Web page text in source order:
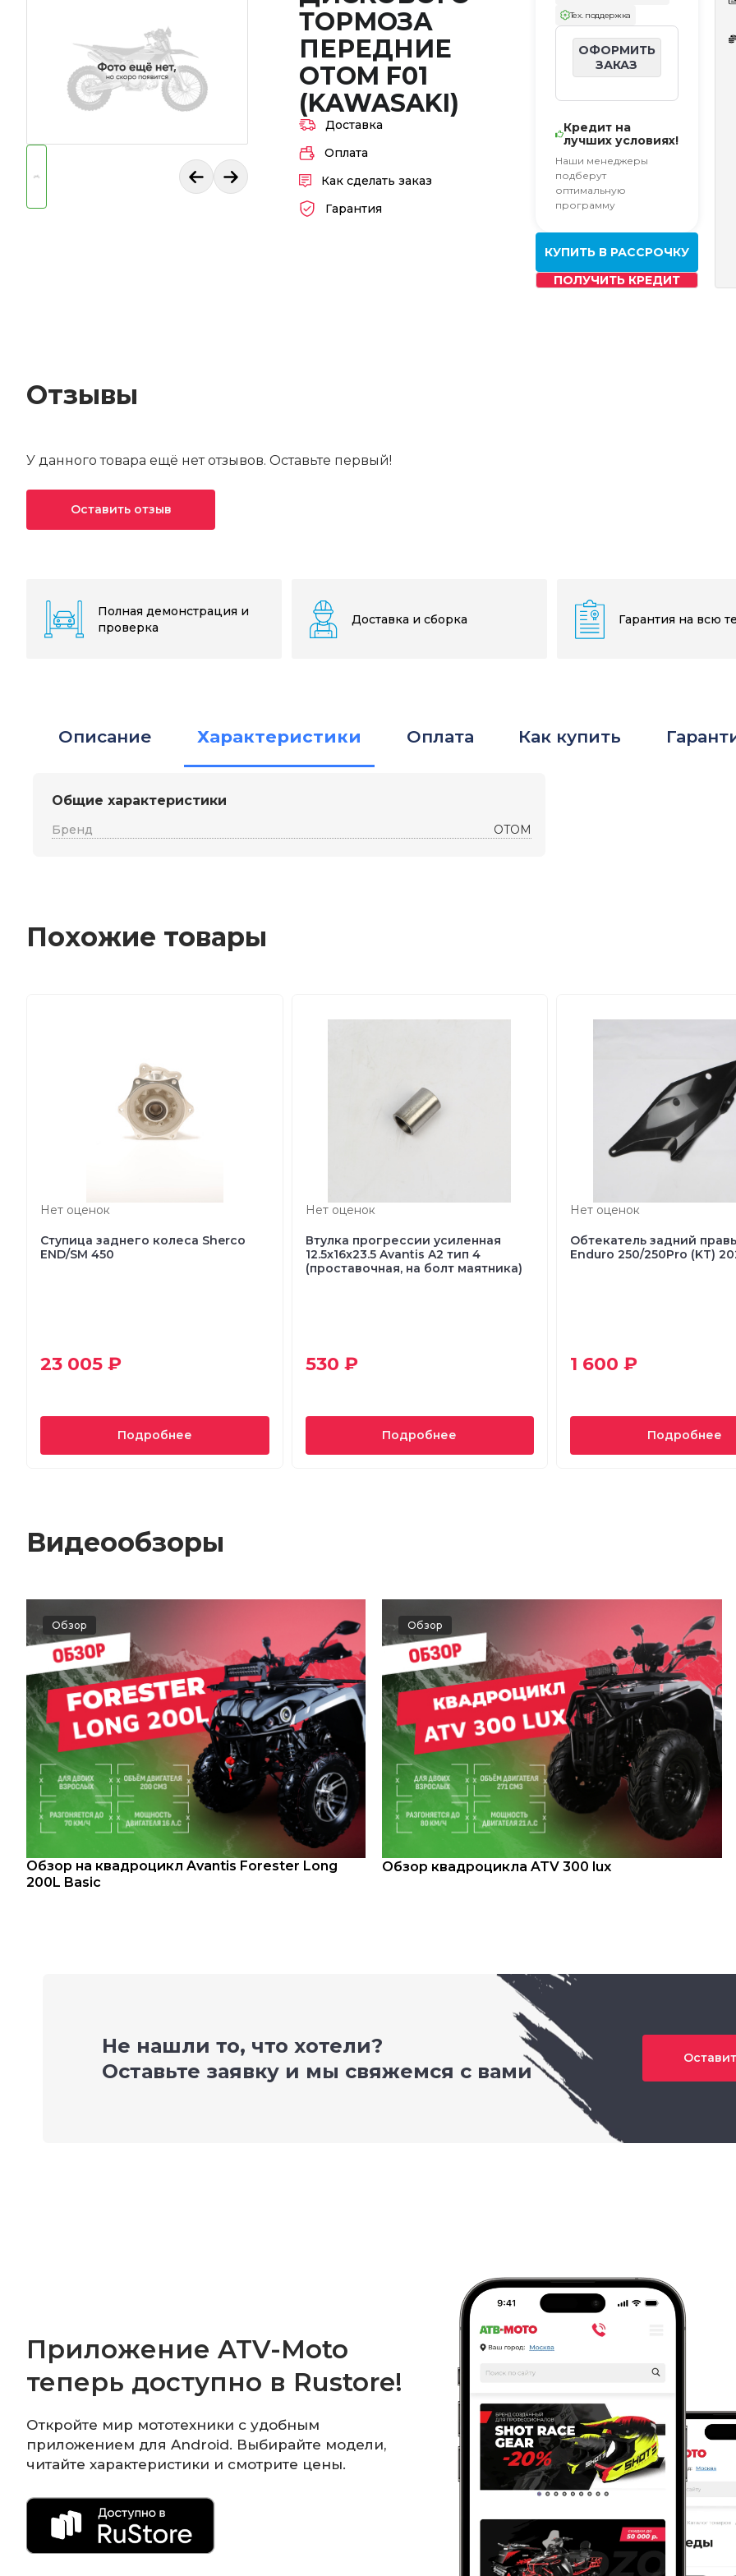
ТОРМОЗА
ПЕРЕДНИЕ
OTOM F01
(KAWASAKI)
Доставка
Оплата
Как сделать заказ
Гарантия
Тех. поддержка
ОФОРМИТЬ
ЗАКАЗ
Кредит на
лучших условиях!
Наши менеджеры
подберут
оптимальную
программу
КУПИТЬ В РАССРОЧКУ
ПОЛУЧИТЬ КРЕДИТ
Отзывы
У данного товара ещё нет отзывов. Оставьте первый!
Оставить отзыв
Полная демонстрация и
проверка
Доставка и сборка Гарантия на всю
Описание Характеристики Оплата Как купить
Общие характеристики
Бренд OTOM
Похожие товары
Нет оценок
Ступица заднего колеса Sherco
END/SM 450
23 005 ₽
Подробнее
Нет оценок
Втулка прогрессии усиленная
12.5x16x23.5 Avantis A2 тип 4
(проставочная, на болт маятника)
530 ₽
Подробнее
Нет оценок
Обтекатель задний
Enduro 250/250Pro (KT)
1 600 ₽
Подробнее
Видеообзоры
Обзор
Обзор на квадроцикл Avantis Forester Long
200L Basic
Обзор
Обзор квадроцикла ATV 300 lux
Не нашли то, что хотели?
Оставьте заявку и мы свяжемся с вами
Приложение ATV-Moto
теперь доступно в Rustore!
Откройте мир мототехники с удобным
приложением для Android. Выбирайте модели,
читайте характеристики и смотрите цены.